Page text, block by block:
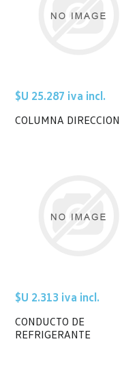
$U 25.287 iva incl.
COLUMNA DIRECCION
$U 2.313 iva incl.
CONDUCTO DE
REFRIGERANTE